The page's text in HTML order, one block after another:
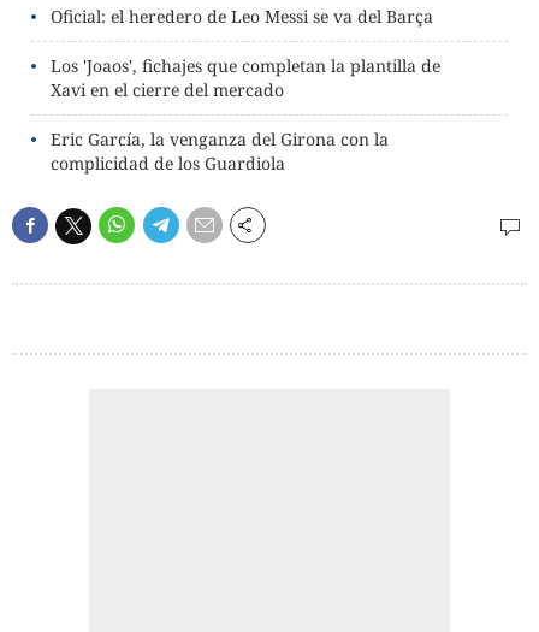
Oficial: el heredero de Leo Messi se va del Barça
Los 'Joaos', fichajes que completan la plantilla de
Xavi en el cierre del mercado
Eric García, la venganza del Girona con la
complicidad de los Guardiola